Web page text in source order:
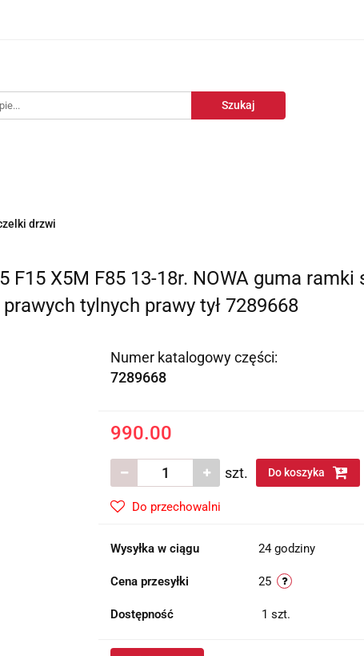
drzwi
F15 X5M F85 13-18r. NOWA guma ramki
prawych tylnych prawy tył 7289668
Numer katalogowy części:
7289668
990.00
szt. Do koszyka
Do przechowalni
Wysyłka w ciągu 24 godziny
Cena przesyłki 25
Dostępność 1 szt.